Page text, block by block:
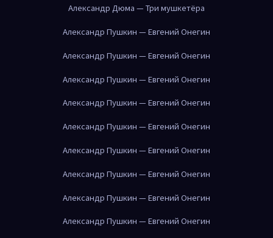
Александр Дюма — Три мушкетёра
Александр Пушкин — Евгений Онегин
Александр Пушкин — Евгений Онегин
Александр Пушкин — Евгений Онегин
Александр Пушкин — Евгений Онегин
Александр Пушкин — Евгений Онегин
Александр Пушкин — Евгений Онегин
Александр Пушкин — Евгений Онегин
Александр Пушкин — Евгений Онегин
Александр Пушкин — Евгений Онегин